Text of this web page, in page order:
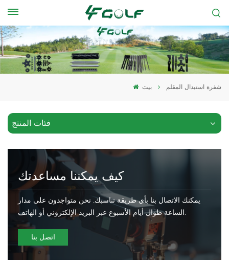
بيت شفرة استبدال المقلم
فئات المنتج
كيف يمكننا مساعدتك
يمكنك الاتصال بنا بأي طريقة تناسبك. نحن متواجدون على مدار
الساعة طوال أيام الأسبوع عبر البريد الإلكتروني أو الهاتف.
اتصل بنا